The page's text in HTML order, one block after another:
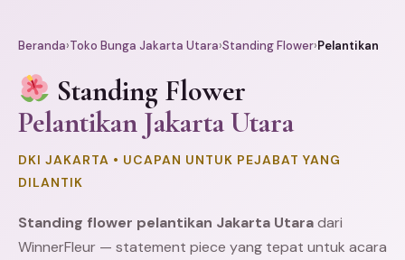
Beranda›Toko Bunga Jakarta Utara›Standing Flower›Pelantikan
Standing Flower
Pelantikan Jakarta Utara
DKI JAKARTA • UCAPAN UNTUK PEJABAT YANG
DILANTIK
Standing flower pelantikan Jakarta Utaradari
WinnerFleur — statement piece yang tepat untuk acara